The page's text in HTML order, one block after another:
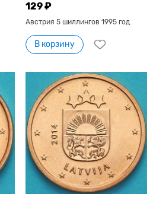
129 ₽
Австрия 5 шиллингов 1995 год.
В корзину